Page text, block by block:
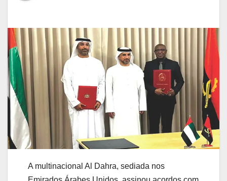
A multinacional Al Dahra, sediada nos